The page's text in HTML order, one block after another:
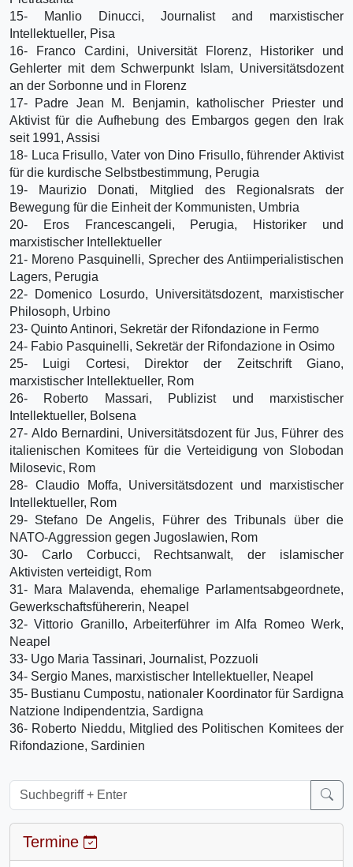
15- Manlio Dinucci, Journalist and marxistischer
Intellektueller, Pisa
16- Franco Cardini, Universität Florenz, Historiker und
Gehlerter mit dem Schwerpunkt Islam, Universitätsdozent
an der Sorbonne und in Florenz
17- Padre Jean M. Benjamin, katholischer Priester und
Aktivist für die Aufhebung des Embargos gegen den Irak
seit 1991, Assisi
18- Luca Frisullo, Vater von Dino Frisullo, führender Aktivist
für die kurdische Selbstbestimmung, Perugia
19- Maurizio Donati, Mitglied des Regionalsrats der
Bewegung für die Einheit der Kommunisten, Umbria
20- Eros Francescangeli, Perugia, Historiker und
marxistischer Intellektueller
21- Moreno Pasquinelli, Sprecher des Antiimperialistischen
Lagers, Perugia
22- Domenico Losurdo, Universitätsdozent, marxistischer
Philosoph, Urbino
23- Quinto Antinori, Sekretär der Rifondazione in Fermo
24- Fabio Pasquinelli, Sekretär der Rifondazione in Osimo
25- Luigi Cortesi, Direktor der Zeitschrift Giano,
marxistischer Intellektueller, Rom
26- Roberto Massari, Publizist und marxistischer
Intellektueller, Bolsena
27- Aldo Bernardini, Universitätsdozent für Jus, Führer des
italienischen Komitees für die Verteidigung von Slobodan
Milosevic, Rom
28- Claudio Moffa, Universitätsdozent und marxistischer
Intellektueller, Rom
29- Stefano De Angelis, Führer des Tribunals über die
NATO-Aggression gegen Jugoslawien, Rom
30- Carlo Corbucci, Rechtsanwalt, der islamischer
Aktivisten verteidigt, Rom
31- Mara Malavenda, ehemalige Parlamentsabgeordnete,
Gewerkschaftsfühererin, Neapel
32- Vittorio Granillo, Arbeiterführer im Alfa Romeo Werk,
Neapel
33- Ugo Maria Tassinari, Journalist, Pozzuoli
34- Sergio Manes, marxistischer Intellektueller, Neapel
35- Bustianu Cumpostu, nationaler Koordinator für Sardigna
Natzione Indipendentzia, Sardigna
36- Roberto Nieddu, Mitglied des Politischen Komitees der
Rifondazione, Sardinien
Termine